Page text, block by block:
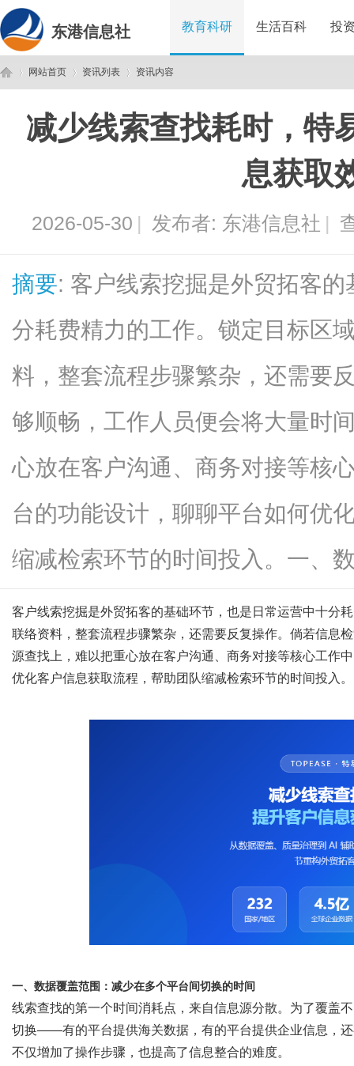
东港信息社 教育科研 生活百科 投
网站首页
›
资讯列表
›
资讯内容
减少线索查找耗时，特
息获取
2026-05-30 | 发布者: 东港信息社 |
摘要: 客户线索挖掘是外贸拓客
分耗费精力的工作。锁定目标区
料，整套流程步骤繁杂，还需要
够顺畅，工作人员便会将大量时
心放在客户沟通、商务对接等核
台的功能设计，聊聊平台如何优
缩减检索环节的时间投入。一、
客户线索挖掘是外贸拓客的基础环节，也是日常运营中十分
联络资料，整套流程步骤繁杂，还需要反复操作。倘若信息
源查找上，难以把重心放在客户沟通、商务对接等核心工作
优化客户信息获取流程，帮助团队缩减检索环节的时间投入。
一、数据覆盖范围：减少在多个平台间切换的时间
线索查找的第一个时间消耗点，来自信息源分散。为了覆盖
切换——有的平台提供海关数据，有的平台提供企业信息，
不仅增加了操作步骤，也提高了信息整合的难度。